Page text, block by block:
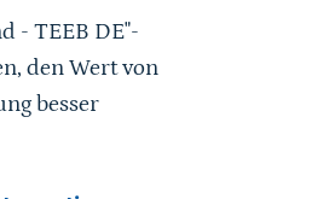
- TEEB DE"-
den Wert von
besser